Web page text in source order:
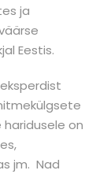
ja
Eestis.
on
jm. Nad